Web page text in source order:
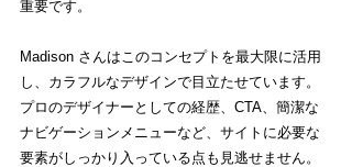
重要です。
Madison さんはこのコンセプトを最大限に活用
し、カラフルなデザインで目立たせています。
プロのデザイナーとしての経歴、CTA、簡潔な
ナビゲーションメニューなど、サイトに必要な
要素がしっかり入っている点も見逃せません。